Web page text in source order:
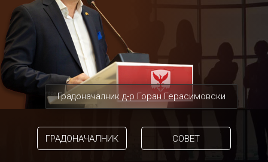
Градоначалник д-р Горан Герасимовски
ГРАДОНАЧАЛНИК СОВЕТ